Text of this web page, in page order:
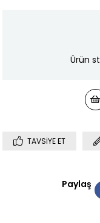
Ürün
TAVSIYE ET
Paylaş